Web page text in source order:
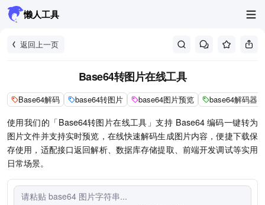
懒人工具
返回上一页
Base64转图片在线工具
Base64解码 base64转图片 base64图片预览 base64解码器
使用我们的「Base64转图片在线工具」支持 Base64 编码一键转为
图片文件并支持实时预览，在线快速解码生成图片内容，便捷下载保
存使用，适配接口返回解析、数据库存储提取、前端开发调试等实用
日常场景。